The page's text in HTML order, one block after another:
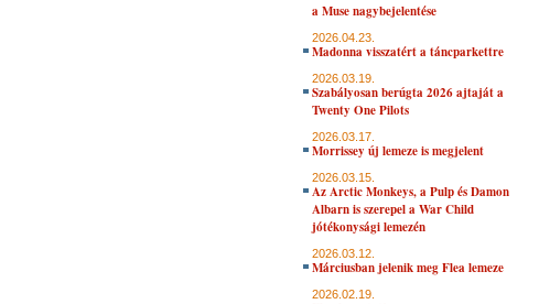
a Muse nagybejelentése
2026.04.23.
Madonna visszatért a táncparkettre
2026.03.19.
Szabályosan berúgta 2026 ajtaját a
Twenty One Pilots
2026.03.17.
Morrissey új lemeze is megjelent
2026.03.15.
Az Arctic Monkeys, a Pulp és Damon
Albarn is szerepel a War Child
jótékonysági lemezén
2026.03.12.
Márciusban jelenik meg Flea lemeze
2026.02.19.